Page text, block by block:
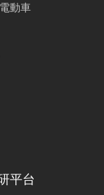
動車
平台